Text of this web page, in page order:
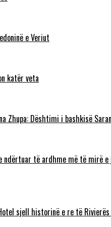
e Veriut
katër veta
Zhupa: Dështimi i bashkisë
të ardhme më të mirë e
sjell historinë e re të